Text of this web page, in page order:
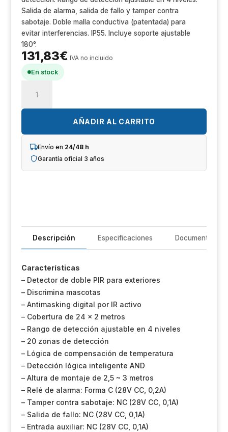
Salida de alarma, salida de fallo y tamper contra
sabotaje. Doble malla conductiva (patentada) para
evitar interferencias. IP55. Incluye soporte ajustable
180°.
131,83€ IVA no incluido
En stock
80NAM
de
doble
PIR
para
AÑADIR AL CARRITO
Envío en 24/48 h
Garantía oficial 3 años
Descripción Especificaciones Documentación
Características
– Detector de doble PIR para exteriores
– Discrimina mascotas
– Antimasking digital por IR activo
– Cobertura de 24 x 2 metros
– Rango de detección ajustable en 4 niveles
– 20 zonas de detección
– Lógica de compensación de temperatura
– Detección lógica inteligente AND
– Altura de montaje de 2,5 ~ 3 metros
– Relé de alarma: Forma C (28V CC, 0,2A)
– Tamper contra sabotaje: NC (28V CC, 0,1A)
– Salida de fallo: NC (28V CC, 0,1A)
– Entrada auxiliar: NC (28V CC, 0,1A)